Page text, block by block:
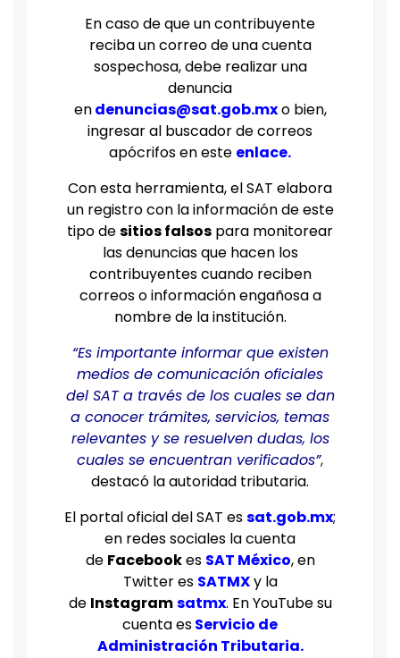
En caso de que un contribuyente
reciba un correo de una cuenta
sospechosa, debe realizar una
denuncia
endenuncias@sat.gob.mxo bien,
ingresar al buscador de correos
apócrifos en este enlace.
Con esta herramienta, el SAT elabora
un registro con la información de este
tipo desitios falsos para monitorear
las denuncias que hacen los
contribuyentes cuando reciben
correos o información engañosa a
nombre de la institución.
“Es importante informar que existen
medios de comunicación oficiales
del SAT a través de los cuales se dan
a conocer trámites, servicios, temas
relevantes y se resuelven dudas, los
cuales se encuentran verificados”,
destacó la autoridad tributaria.
El portal oficial del SAT essat.gob.mx;
en redes sociales la cuenta
de Facebookes SAT México, en
Twitter es SATMXy la
de Instagramsatmx. En YouTube su
cuenta esServicio de
Administración Tributaria.